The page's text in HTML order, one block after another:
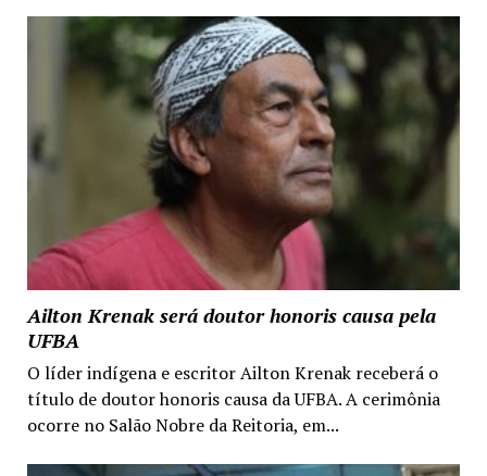
Ailton Krenak será doutor honoris causa pela
UFBA
O líder indígena e escritor Ailton Krenak receberá o
título de doutor honoris causa da UFBA. A cerimônia
ocorre no Salão Nobre da Reitoria, em...